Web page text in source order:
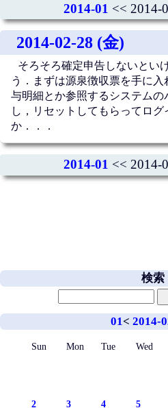
2014-01 << 2014-
2014-02-28 (金)
そろそろ確定申告しないとい
う．まずは源泉徴収票を手に
与明細とか参照するシステム
し，リセットしてもらってロ
か．．．
2014-01 << 2014-
検索
01< 2014-
Sun Mon Tue Wed
2 3 4 5